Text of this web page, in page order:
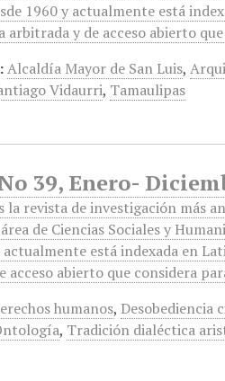
1960 y actualmente está
arbitrada y de acceso abierto
Alcaldía Mayor de San Luis,
Vidaurri, Tamaulipas
39, Enero-
la revista de investigación más
de Ciencias Sociales y
actualmente está indexada en
acceso abierto que considera
humanos, Desobediencia
, Tradición dialéctica